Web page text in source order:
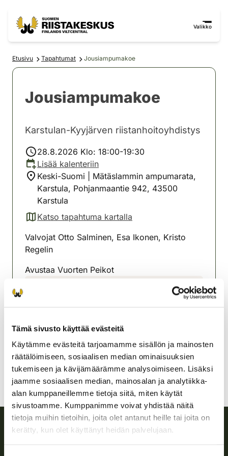
Tämä sivusto käyttää evästeitä
Käytämme evästeitä tarjoamamme sisällön ja mainosten
räätälöimiseen, sosiaalisen median ominaisuuksien
tukemiseen ja kävijämäärämme analysoimiseen. Lisäksi
jaamme sosiaalisen median, mainosalan ja analytiikka-
alan kumppaneillemme tietoja siitä, miten käytät
sivustoamme. Kumppanimme voivat yhdistää näitä
tietoja muihin tietoihin, joita olet antanut heille tai joita on
kerätty, kun olet käyttänyt heidän palvelujaan.
Valikko
Etusivu Tapahtumat Jousiampumakoe
Jousiampumakoe
Karstulan-Kyyjärven riistanhoitoyhdistys
28.8.2026 Klo: 18:00-19:30
Lisää kalenteriin
Keski-Suomi | Mätäslammin ampumarata,
Karstula, Pohjanmaantie 942, 43500
Karstula
Katso tapahtuma kartalla
(avautuu uuteen välilehteen)
Valvojat Otto Salminen, Esa Ikonen, Kristo
Regelin
Avustaa Vuorten Peikot
riistanhoitoyhdistys
040 7048780
karstula-kyyjarvi@rhy.riista.fi